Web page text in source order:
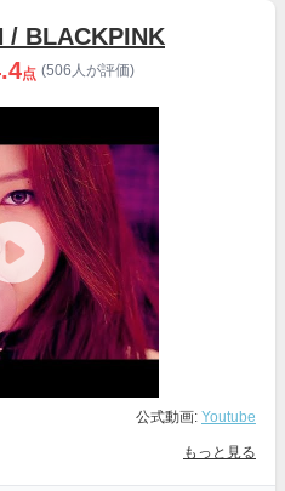
/ BLACKPINK
点 (506人が評価)
公式動画: Youtube
もっと見る